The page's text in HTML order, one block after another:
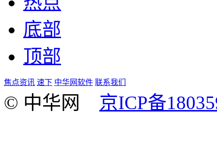
底部
顶部
焦点资讯 速下 中华网软件 联系我们
© 中华网 京ICP备